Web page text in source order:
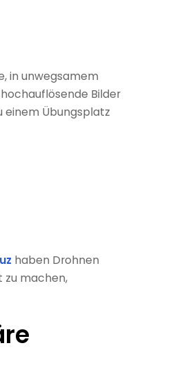
in unwegsamem
Bilder
einem Übungsplatz
haben Drohnen
zu machen,